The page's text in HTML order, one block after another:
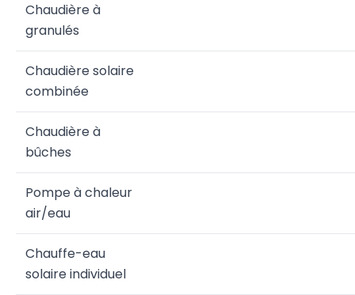
Chaudière à
granulés
Chaudière solaire
combinée
Chaudière à
bûches
Pompe à chaleur
air/eau
Chauffe-eau
solaire individuel